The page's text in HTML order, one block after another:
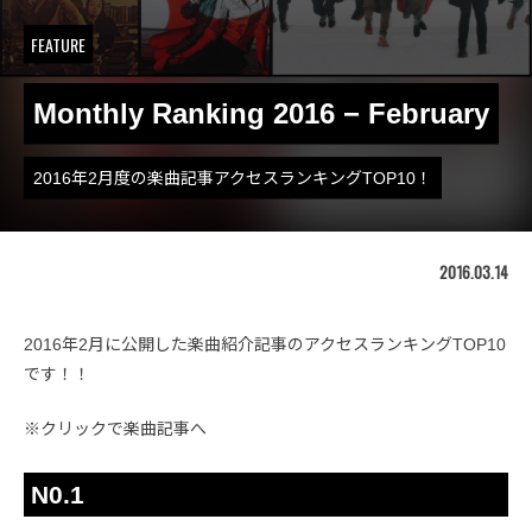
FEATURE
Monthly Ranking 2016 − February
2016年2月度の楽曲記事アクセスランキングTOP10！
2016.03.14
2016年2月に公開した楽曲紹介記事のアクセスランキングTOP10
です！！
※クリックで楽曲記事へ
N0.1